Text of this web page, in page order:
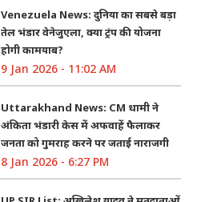
Venezuela News: दुनिया का सबसे बड़ा
तेल भंडार वेनेजुएला, क्या ट्रंप की योजना
होगी कामयाब?
9 Jan 2026 - 11:02 AM
Uttarakhand News: CM धामी ने
अंकिता भंडारी केस में अफवाहें फैलाकर
जनता को गुमराह करने पर जताई नाराजगी
8 Jan 2026 - 6:27 PM